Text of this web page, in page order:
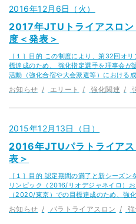
2016年12月6日（火）
2017年JTUトライアスロ
度＜発表＞
［１］目的 この制度により、第32回オ
標達成のため、 強化指定選手を理事会
活動（強化合宿や大会派遣等）における
お知らせ エリート 強化関連
2015年12月13日（日）
2016年JTUパラトライア
表＞
［１］目的 認定期間の満了と新シーズ
リンピック（2016/リオデジャネイロ）
（2020/東京）での目標達成のため、強
お知らせ パラトライアスロン